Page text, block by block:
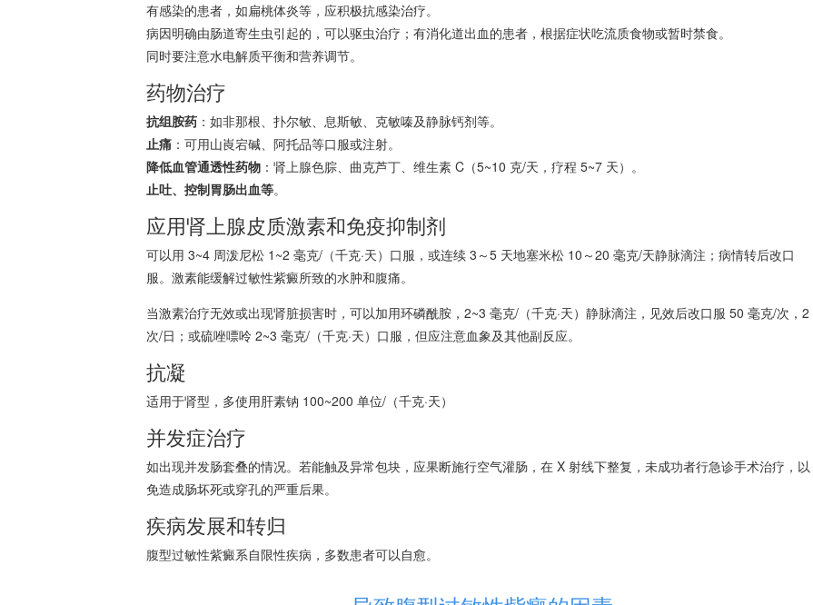
有感染的患者，如扁桃体炎等，应积极抗感染治疗。
病因明确由肠道寄生虫引起的，可以驱虫治疗；有消化道出血的患者，根据症状吃流质食物或暂时禁食。
同时要注意水电解质平衡和营养调节。
药物治疗
抗组胺药 ：如非那根、扑尔敏、息斯敏、克敏嗪及静脉钙剂等。
止痛 ：可用山崀宕碱、阿托品等口服或注射。
降低血管通透性药物 ：肾上腺色腙、曲克芦丁、维生素 C（5~10 克/天，疗程 5~7 天）。
止吐、控制胃肠出血等。
应用肾上腺皮质激素和免疫抑制剂
可以用 3~4 周泼尼松 1~2 毫克/（千克·天）口服，或连续 3～5 天地塞米松 10～20 毫克/天静脉滴注；病情转后改口
服。激素能缓解过敏性紫癜所致的水肿和腹痛。
当激素治疗无效或出现肾脏损害时，可以加用环磷酰胺，2~3 毫克/（千克·天）静脉滴注，见效后改口服 50 毫克/次，2
次/日；或硫唑嘌呤 2~3 毫克/（千克·天）口服，但应注意血象及其他副反应。
抗凝
适用于肾型，多使用肝素钠 100~200 单位/（千克·天）
并发症治疗
如出现并发肠套叠的情况。若能触及异常包块，应果断施行空气灌肠，在 X 射线下整复，未成功者行急诊手术治疗，以
免造成肠坏死或穿孔的严重后果。
疾病发展和转归
腹型过敏性紫癜系自限性疾病，多数患者可以自愈。